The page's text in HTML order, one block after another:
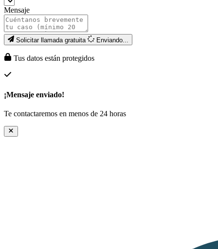
Mensaje
Solicitar llamada gratuita Enviando...
Tus datos están protegidos
¡Mensaje enviado!
Te contactaremos en menos de 24 horas